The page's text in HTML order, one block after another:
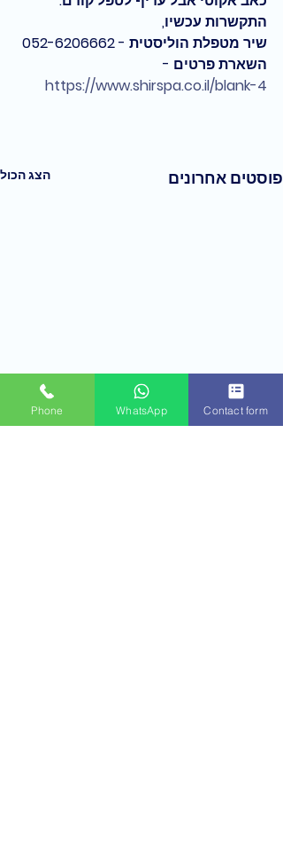
התקשרות עכשיו,
שיר מטפלת הוליסטית - 052-6206662
השארת פרטים -
https://www.shirspa.co.il/blank-4
פוסטים אחרונים הצג הכול
Phone WhatsApp Contact form